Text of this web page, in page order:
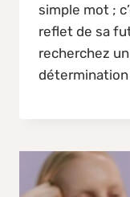
simple mot ;
reflet de sa
recherchez